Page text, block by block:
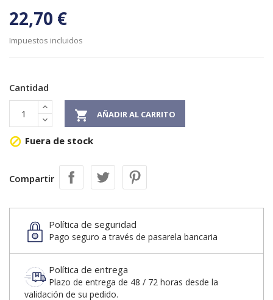
22,70 €
Impuestos incluidos
Cantidad
 AÑADIR AL CARRITO
 Fuera de stock
Compartir
Política de seguridad
Pago seguro a través de pasarela bancaria
Política de entrega
Plazo de entrega de 48 / 72 horas desde la
validación de su pedido.